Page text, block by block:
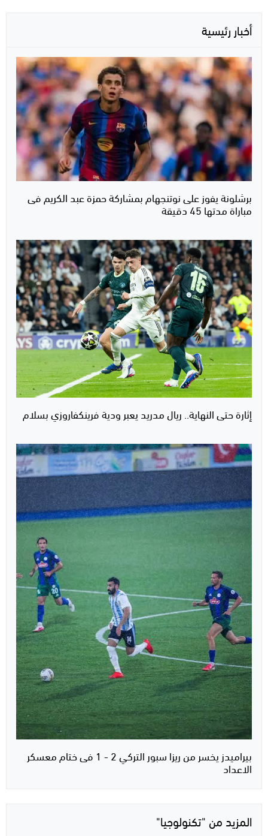
أخبار رئيسية
برشلونة يفوز على نوتنجهام بمشاركة حمزة عبد الكريم فى
مباراة مدتها 45 دقيقة
إثارة حتى النهاية.. ريال مدريد يعبر ودية فرينكفاروزي بسلام
بيراميدز يخسر من ريزا سبور التركي 2 - 1 فى ختام معسكر
الاعداد
المزيد من "تكنولوجيا"